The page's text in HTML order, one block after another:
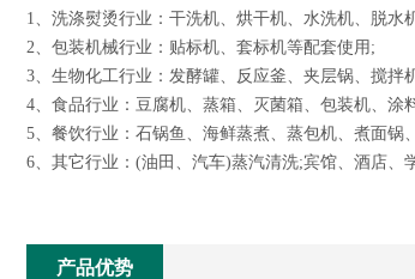
1、洗涤熨烫行业：干洗机、烘干机、水洗机、脱水
2、包装机械行业：贴标机、套标机等配套使用;
3、生物化工行业：发酵罐、反应釜、夹层锅、搅拌
4、食品行业：豆腐机、蒸箱、灭菌箱、包装机、涂
5、餐饮行业：石锅鱼、海鲜蒸煮、蒸包机、煮面锅
6、其它行业：(油田、汽车)蒸汽清洗;宾馆、酒店、
产品优势